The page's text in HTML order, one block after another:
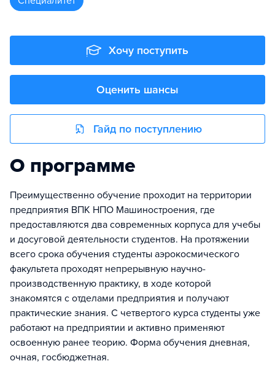
Хочу поступить
Оценить шансы
Гайд по поступлению
О программе
Преимущественно обучение проходит на территории
предприятия ВПК НПО Машиностроения, где
предоставляются два современных корпуса для учебы
и досуговой деятельности студентов. На протяжении
всего срока обучения студенты аэрокосмического
факультета проходят непрерывную научно-
производственную практику, в ходе которой
знакомятся с отделами предприятия и получают
практические знания. С четвертого курса студенты уже
работают на предприятии и активно применяют
освоенную ранее теорию. Форма обучения дневная,
очная, госбюджетная.